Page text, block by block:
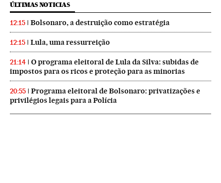
ÚLTIMAS NOTICIAS
12:15 Bolsonaro, a destruição como estratégia
12:15 Lula, uma ressurreição
21:14
O programa eleitoral de Lula da Silva: subidas de
impostos para os ricos e proteção para as minorias
20:55
Programa eleitoral de Bolsonaro: privatizações e
privilégios legais para a Polícia